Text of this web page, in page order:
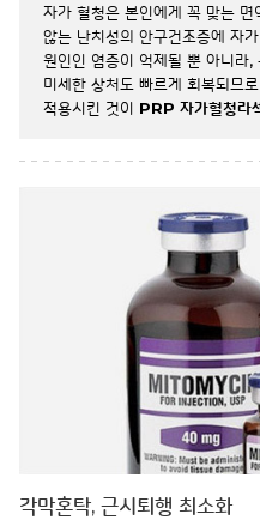
자가 혈청은 본인에게 꼭 맞는
않는 난치성의 안구건조증에 자
원인인 염증이 억제될 뿐 아니라,
미세한 상처도 빠르게 회복되므
적용시킨 것이 PRP 자가혈청라
각막혼탁, 근시퇴행 최소화